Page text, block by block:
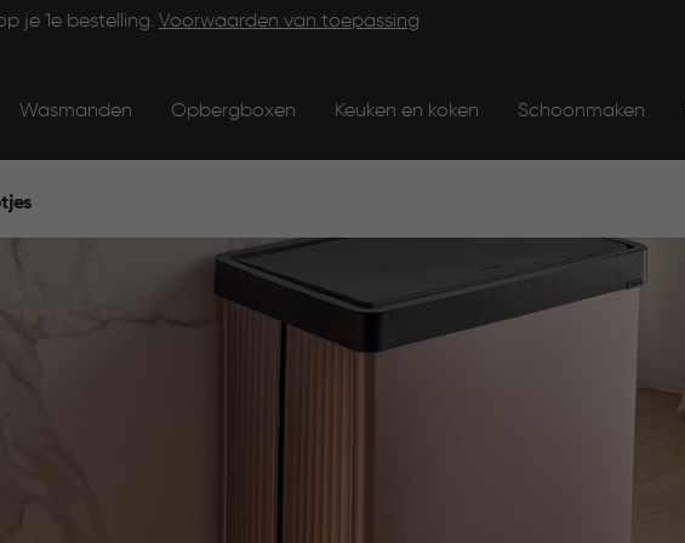
je 1e bestelling. Voorwaarden van toepassing
Wasmanden Opbergboxen Keuken en koken Schoonmaken